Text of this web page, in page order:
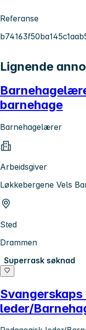
Referanse
Lignende
barnehage
Barnehagelærer
Arbeidsgiver
Løkkebergene Vels
Sted
Drammen
Superrask søknad
leder/